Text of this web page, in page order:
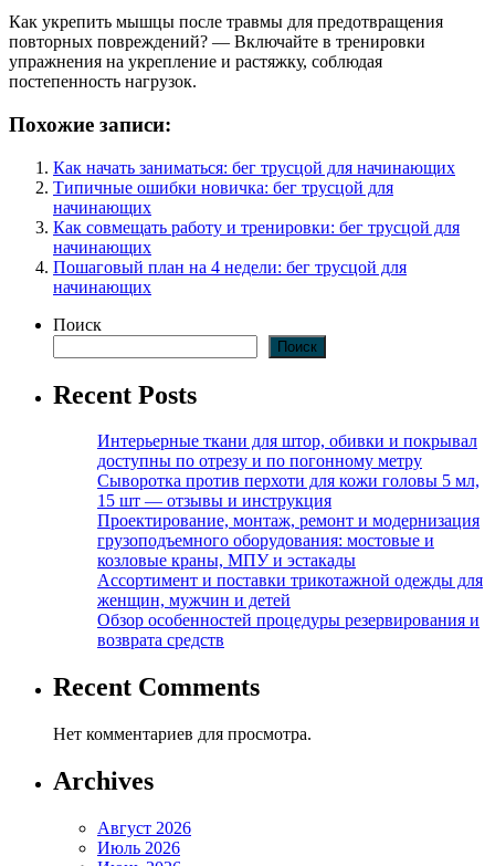
Как укрепить мышцы после травмы для предотвращения
повторных повреждений? — Включайте в тренировки
упражнения на укрепление и растяжку, соблюдая
постепенность нагрузок.
Похожие записи:
Как начать заниматься: бег трусцой для начинающих
Типичные ошибки новичка: бег трусцой для
начинающих
Как совмещать работу и тренировки: бег трусцой для
начинающих
Пошаговый план на 4 недели: бег трусцой для
начинающих
Поиск
Поиск
Recent Posts
Интерьерные ткани для штор, обивки и покрывал
доступны по отрезу и по погонному метру
Сыворотка против перхоти для кожи головы 5 мл,
15 шт — отзывы и инструкция
Проектирование, монтаж, ремонт и модернизация
грузоподъемного оборудования: мостовые и
козловые краны, МПУ и эстакады
Ассортимент и поставки трикотажной одежды для
женщин, мужчин и детей
Обзор особенностей процедуры резервирования и
возврата средств
Recent Comments
Нет комментариев для просмотра.
Archives
Август 2026
Июль 2026